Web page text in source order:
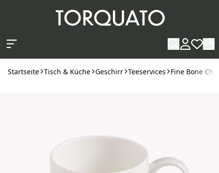
Startseite Tisch & Küche Geschirr Teeservices Fine Bone